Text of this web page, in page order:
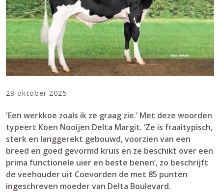
29 oktober 2025
'Een werkkoe zoals ik ze graag zie.’ Met deze woorden
typeert Koen Nooijen Delta Margit. ‘Ze is fraaitypisch,
sterk en langgerekt gebouwd, voorzien van een
breed en goed gevormd kruis en ze beschikt over een
prima functionele uier en beste benen’, zo beschrijft
de veehouder uit Coevorden de met 85 punten
ingeschreven moeder van Delta Boulevard.